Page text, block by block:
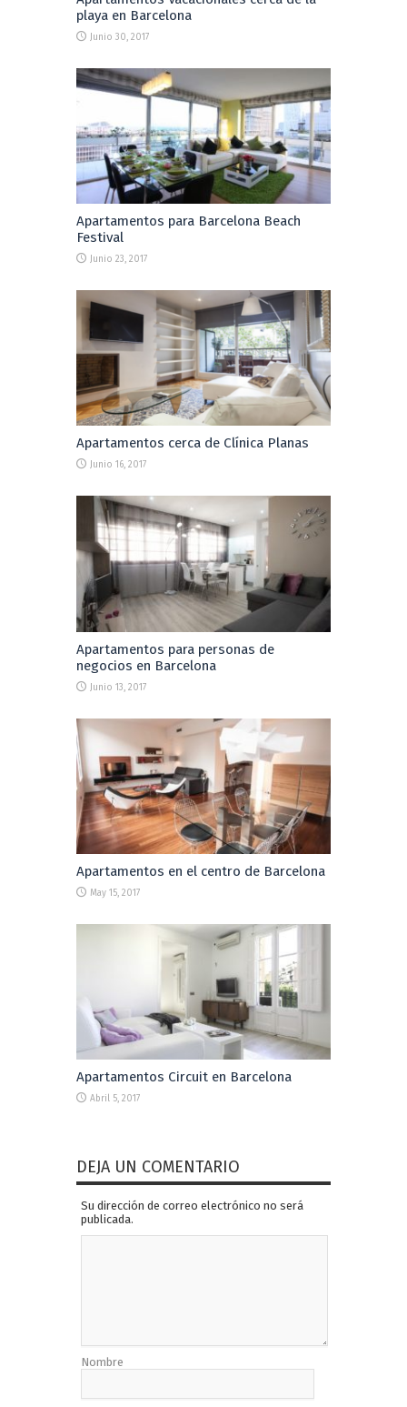
playa en Barcelona
Junio 30, 2017
Apartamentos para Barcelona Beach
Festival
Junio 23, 2017
Apartamentos cerca de Clínica Planas
Junio 16, 2017
Apartamentos para personas de
negocios en Barcelona
Junio 13, 2017
Apartamentos en el centro de Barcelona
May 15, 2017
Apartamentos Circuit en Barcelona
Abril 5, 2017
DEJA UN COMENTARIO
Su dirección de correo electrónico no será
publicada.
Nombre